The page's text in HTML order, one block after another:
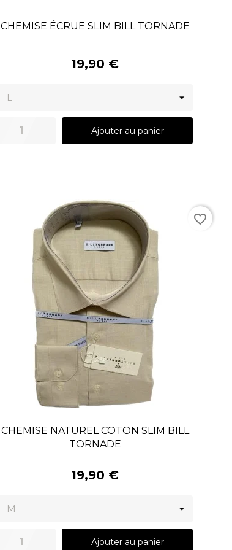
CHEMISE ÉCRUE SLIM BILL TORNADE
19,90 €
Ajouter au panier
CHEMISE NATUREL COTON SLIM BILL
TORNADE
19,90 €
Ajouter au panier
favorite_border